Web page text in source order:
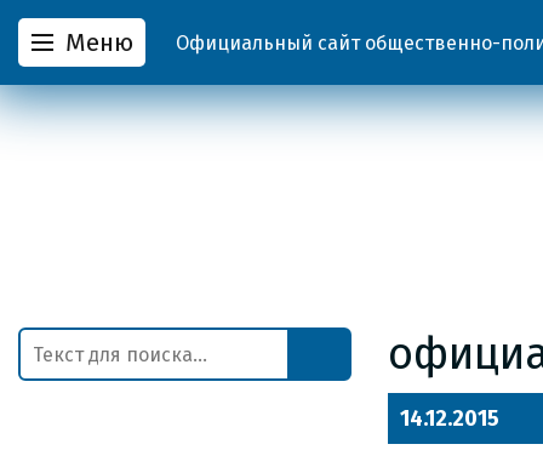
Меню Официальный сайт общественно-
14.12.2015